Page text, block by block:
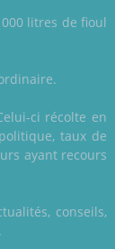
litres de fioul
ci récolte en
taux de
ayant recours
conseils,